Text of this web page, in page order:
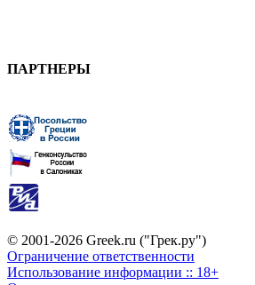
ПАРТНЕРЫ
© 2001-2026 Greek.ru ("Грек.ру")
Ограничение ответственности
Использование информации :: 18+